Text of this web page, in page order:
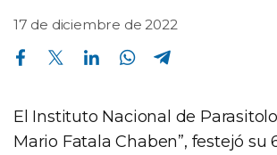
17 de diciembre de 2022
Compartir en Facebook Compartir en Twitter Compartir en Linkedin Compartir en Whatsapp
El Instituto Nacional de
Mario Fatala Chaben”, festejó su